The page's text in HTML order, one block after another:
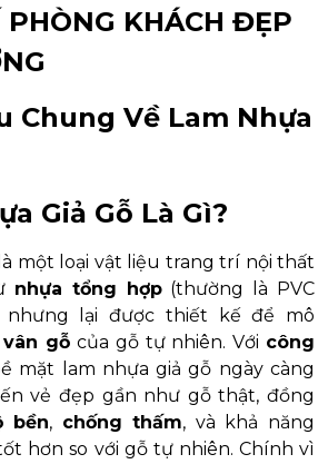
PHÒNG KHÁCH ĐẸP
Chung Về Lam Nhựa
Giả Gỗ Là Gì?
một loại vật liệu trang trí nội thất
nhựa tổng hợp(thường là PVC
nhưng lại được thiết kế để mô
vân gỗ của gỗ tự nhiên. Với công
mặt lam nhựa giả gỗ ngày càng
vẻ đẹp gần như gỗ thật, đồng
bền, chống thấm, và khả năng
hơn so với gỗ tự nhiên. Chính vì